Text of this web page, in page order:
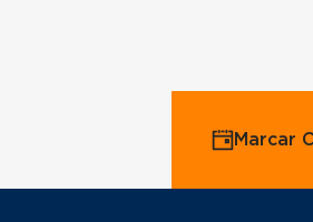
Marcar